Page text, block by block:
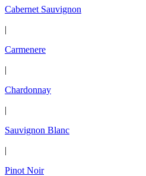
Cabernet Sauvignon
|
Carmenere
|
Chardonnay
|
Sauvignon Blanc
|
Pinot Noir